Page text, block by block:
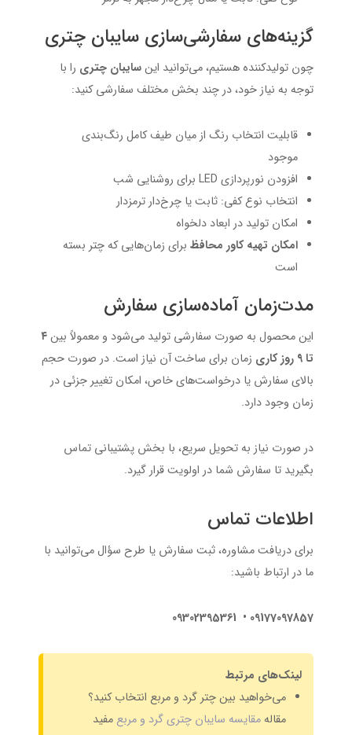
گزینه‌های سفارشی‌سازی سایبان چتری
چون تولیدکننده هستیم، می‌توانید اینسایبان چتری را با
توجه به نیاز خود، در چند بخش مختلف سفارشی کنید:
قابلیت انتخاب رنگ از میان طیف کامل رنگ‌بندی
موجود
افزودن نورپردازی LED برای روشنایی شب
انتخاب نوع کفی: ثابت یا چرخ‌دار ترمزدار
امکان تولید در ابعاد دلخواه
امکان تهیه کاور محافظ برای زمان‌هایی که چتر بسته
است
مدت‌زمان آماده‌سازی سفارش
این محصول به صورت سفارشی تولید می‌شود و معمولاً بین۴
تا ۹ روز کاری
زمان برای ساخت آن نیاز است. در صورت حجم
بالای سفارش یا درخواست‌های خاص، امکان تغییر جزئی در
زمان وجود دارد.
در صورت نیاز به تحویل سریع، با بخش پشتیبانی تماس
بگیرید تا سفارش شما در اولویت قرار گیرد.
اطلاعات تماس
برای دریافت مشاوره، ثبت سفارش یا طرح سؤال می‌توانید با
ما در ارتباط باشید:
09177097857 • 09302395361
لینک‌های مرتبط
می‌خواهید بین چتر گرد و مربع انتخاب کنید؟
مقاله مقایسه سایبان چتری گرد و مربع مفید